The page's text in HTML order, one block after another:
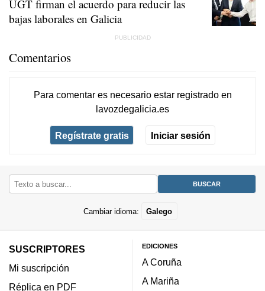
UGT firman el acuerdo para reducir las
bajas laborales en Galicia
Comentarios
Para comentar es necesario estar registradoen
lavozdegalicia.es
Regístrate gratis Iniciar sesión
Cambiar idioma: Galego
SUSCRIPTORES
Mi suscripción
Réplica en PDF
EDICIONES
A Coruña
A Mariña